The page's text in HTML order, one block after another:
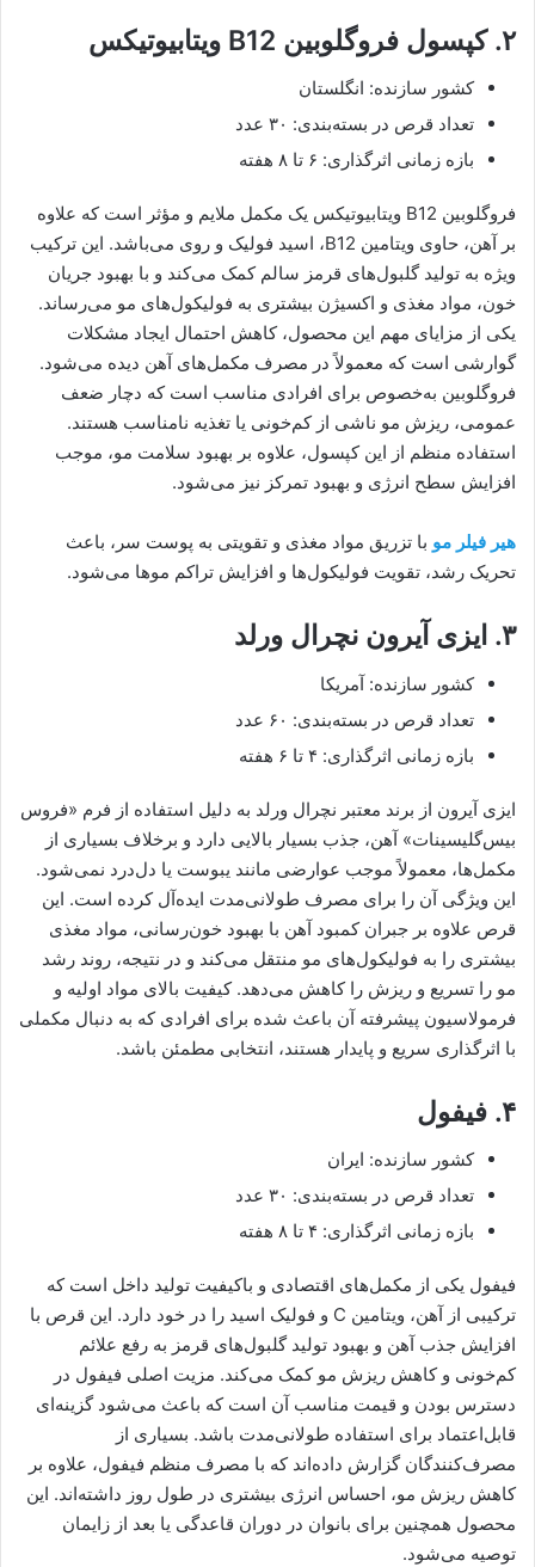
۲. کپسول فروگلوبین B12 ویتابیوتیکس
کشور سازنده: انگلستان
تعداد قرص در بسته‌بندی: ۳۰ عدد
بازه زمانی اثرگذاری: ۶ تا ۸ هفته
فروگلوبین B12 ویتابیوتیکس یک مکمل ملایم و مؤثر است که علاوه
بر آهن، حاوی ویتامین B12، اسید فولیک و روی می‌باشد. این ترکیب
ویژه به تولید گلبول‌های قرمز سالم کمک می‌کند و با بهبود جریان
خون، مواد مغذی و اکسیژن بیشتری به فولیکول‌های مو می‌رساند.
یکی از مزایای مهم این محصول، کاهش احتمال ایجاد مشکلات
گوارشی است که معمولاً در مصرف مکمل‌های آهن دیده می‌شود.
فروگلوبین به‌خصوص برای افرادی مناسب است که دچار ضعف
عمومی، ریزش مو ناشی از کم‌خونی یا تغذیه نامناسب هستند.
استفاده منظم از این کپسول، علاوه بر بهبود سلامت مو، موجب
افزایش سطح انرژی و بهبود تمرکز نیز می‌شود.
هیر فیلر مو با تزریق مواد مغذی و تقویتی به پوست سر، باعث
تحریک رشد، تقویت فولیکول‌ها و افزایش تراکم موها می‌شود.
۳. ایزی آیرون نچرال ورلد
کشور سازنده: آمریکا
تعداد قرص در بسته‌بندی: ۶۰ عدد
بازه زمانی اثرگذاری: ۴ تا ۶ هفته
ایزی آیرون از برند معتبر نچرال ورلد به دلیل استفاده از فرم «فروس
بیس‌گلیسینات» آهن، جذب بسیار بالایی دارد و برخلاف بسیاری از
مکمل‌ها، معمولاً موجب عوارضی مانند یبوست یا دل‌درد نمی‌شود.
این ویژگی آن را برای مصرف طولانی‌مدت ایده‌آل کرده است. این
قرص علاوه بر جبران کمبود آهن با بهبود خون‌رسانی، مواد مغذی
بیشتری را به فولیکول‌های مو منتقل می‌کند و در نتیجه، روند رشد
مو را تسریع و ریزش را کاهش می‌دهد. کیفیت بالای مواد اولیه و
فرمولاسیون پیشرفته آن باعث شده برای افرادی که به دنبال مکملی
با اثرگذاری سریع و پایدار هستند، انتخابی مطمئن باشد.
۴. فیفول
کشور سازنده: ایران
تعداد قرص در بسته‌بندی: ۳۰ عدد
بازه زمانی اثرگذاری: ۴ تا ۸ هفته
فیفول یکی از مکمل‌های اقتصادی و باکیفیت تولید داخل است که
ترکیبی از آهن، ویتامین C و فولیک اسید را در خود دارد. این قرص با
افزایش جذب آهن و بهبود تولید گلبول‌های قرمز به رفع علائم
کم‌خونی و کاهش ریزش مو کمک می‌کند. مزیت اصلی فیفول در
دسترس بودن و قیمت مناسب آن است که باعث می‌شود گزینه‌ای
قابل‌اعتماد برای استفاده طولانی‌مدت باشد. بسیاری از
مصرف‌کنندگان گزارش داده‌اند که با مصرف منظم فیفول، علاوه بر
کاهش ریزش مو، احساس انرژی بیشتری در طول روز داشته‌اند. این
محصول همچنین برای بانوان در دوران قاعدگی یا بعد از زایمان
توصیه می‌شود.